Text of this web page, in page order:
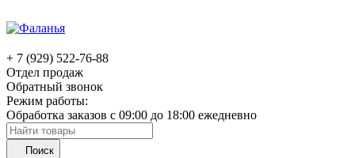
+ 7 (929) 522-76-88
Отдел продаж
Обратный звонок
Режим работы:
Обработка заказов с 09:00 до 18:00 ежедневно
Поиск